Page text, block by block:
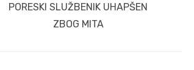
Next
PORESKI SLUŽBENIK UHAPŠEN
ZBOG MITA